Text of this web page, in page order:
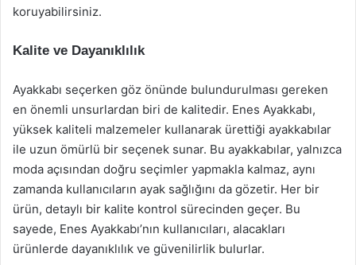
koruyabilirsiniz.
Kalite ve Dayanıklılık
Ayakkabı seçerken göz önünde bulundurulması gereken
en önemli unsurlardan biri de kalitedir. Enes Ayakkabı,
yüksek kaliteli malzemeler kullanarak ürettiği ayakkabılar
ile uzun ömürlü bir seçenek sunar. Bu ayakkabılar, yalnızca
moda açısından doğru seçimler yapmakla kalmaz, aynı
zamanda kullanıcıların ayak sağlığını da gözetir. Her bir
ürün, detaylı bir kalite kontrol sürecinden geçer. Bu
sayede, Enes Ayakkabı’nın kullanıcıları, alacakları
ürünlerde dayanıklılık ve güvenilirlik bulurlar.